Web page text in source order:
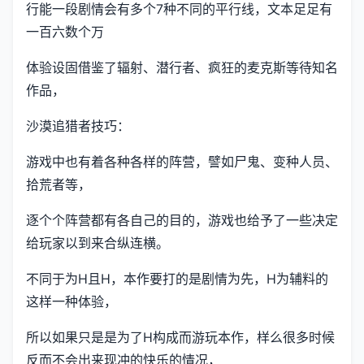
行能一段剧情会有多个7种不同的平行线，文本足足有
一百六数个万
体验设固借鉴了辐射、潜行者、疯狂的麦克斯等待知名
作品，
沙漠追猎者技巧：
游戏中也有着各种各样的阵营，譬如尸鬼、变种人员、
拾荒者等，
逐个个阵营都有各自己的目的，游戏也给予了一些决定
给玩家以到来合纵连横。
不同于为H且H，本作要打的是剧情为先，H为辅料的
这样一种体验，
所以如果只是是为了H构成而游玩本作，样么很多时候
反而不会出来现冲的快乐的情况，